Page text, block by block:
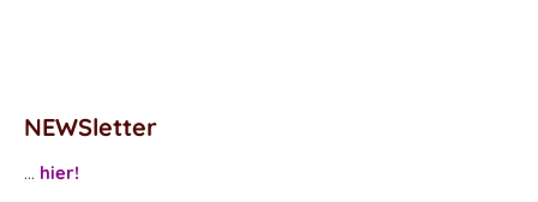
NEWSletter
... hier!